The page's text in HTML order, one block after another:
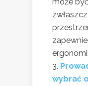
wybrać